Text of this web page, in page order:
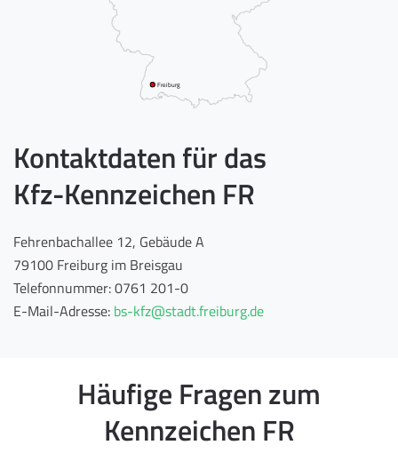
Freiburg
Kontaktdaten für das
Kfz-Kennzeichen FR
Fehrenbachallee 12, Gebäude A
79100 Freiburg im Breisgau
Telefonnummer: 0761 201-0
E-Mail-Adresse: bs-kfz@stadt.freiburg.de
Häufige Fragen zum
Kennzeichen FR